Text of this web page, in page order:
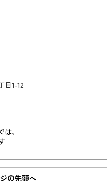
目1-12
、
の先頭へ